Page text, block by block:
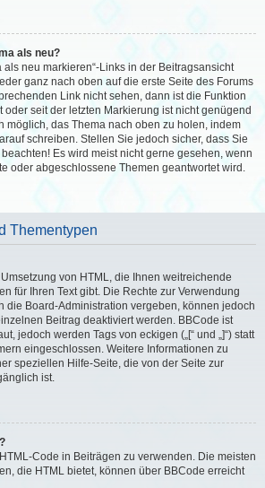
als neu?
als neu markieren“-Links in der Beitragsansicht
ganz nach oben auf die erste Seite des Forums
Link nicht sehen, dann ist die Funktion
seit der letzten Markierung ist nicht genügend
möglich, das Thema nach oben zu holen, indem
schreiben. Stellen Sie jedoch sicher, dass Sie
Es wird meist nicht gerne gesehen, wenn
oder abgeschlossene Themen geantwortet wird.
Thementypen
von HTML, die Ihnen weitreichende
für Ihren Text gibt. Die Rechte zur Verwendung
die Board-Administration vergeben, können jedoch
Beitrag deaktiviert werden. BBCode ist
jedoch werden Tags von eckigen („[“ und „]“) statt
eingeschlossen. Weitere Informationen zu
speziellen Hilfe-Seite, die von der Seite zur
ist.
Code in Beiträgen zu verwenden. Die meisten
die HTML bietet, können über BBCode erreicht